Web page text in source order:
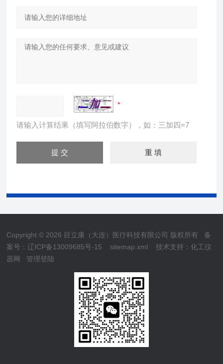
请输入计算结果（填写阿拉伯数字），如：三加四=7
Copyright © 2026 目立康（大连）医疗科技有限公司 版权所有 备
案号：辽ICP备13009685号-15
sitemap.xml 技术支持：化工仪
器网
管理登陆